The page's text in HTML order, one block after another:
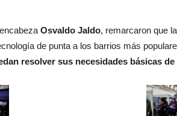
Osvaldo Jaldo, remarcaron que
de punta a los barrios más
resolver sus necesidades básicas